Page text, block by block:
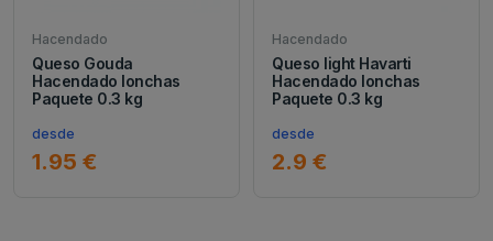
Hacendado
Queso Gouda
Hacendado lonchas
Paquete 0.3 kg
desde
1.95 €
Hacendado
Queso light Havarti
Hacendado lonchas
Paquete 0.3 kg
desde
2.9 €